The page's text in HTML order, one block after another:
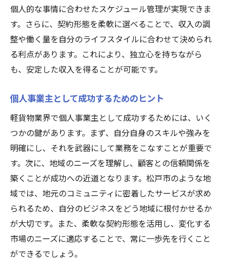
個人的な事情に合わせたスケジュール管理が実現できま
す。さらに、契約形態を柔軟に選べることで、収入の調
整や働く量を自分のライフスタイルに合わせて決められ
る利点があります。これにより、独立心を持ちながら
も、安定した収入を得ることが可能です。
個人事業主として成功するためのヒント
軽貨物業界で個人事業主として成功するためには、いく
つかの鍵があります。まず、自分自身のスキルや強みを
明確にし、それを武器にして業務をこなすことが重要で
す。次に、地域のニーズを理解し、顧客との信頼関係を
築くことが成功への近道となります。松戸市のような地
域では、地元のコミュニティに密着したサービスが求め
られるため、自分のビジネスをどう地域に根付かせるか
が大切です。また、柔軟な契約形態を活用し、変化する
市場のニーズに適応することで、常に一歩先を行くこと
ができるでしょう。